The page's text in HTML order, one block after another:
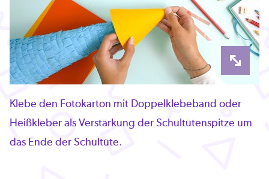
Klebe den Fotokarton mit Doppelklebeband oder
Heißkleber als Verstärkung der Schultütenspitze um
das Ende der Schultüte.